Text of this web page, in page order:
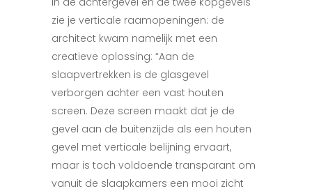
zie je verticale raamopeningen: de
architect kwam namelijk met een
creatieve oplossing: “Aan de
slaapvertrekken is de glasgevel
verborgen achter een vast houten
screen. Deze screen maakt dat je de
gevel aan de buitenzijde als een houten
gevel met verticale belijning ervaart,
maar is toch voldoende transparant om
vanuit de slaapkamers een mooi zicht